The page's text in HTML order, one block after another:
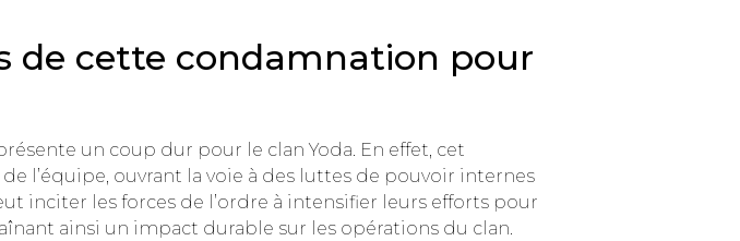
de cette condamnation pour
un coup dur pour le clan Yoda. En effet, cet
l’équipe, ouvrant la voie à des luttes de pouvoir internes
inciter les forces de l’ordre à intensifier leurs efforts pour
ainsi un impact durable sur les opérations du clan.